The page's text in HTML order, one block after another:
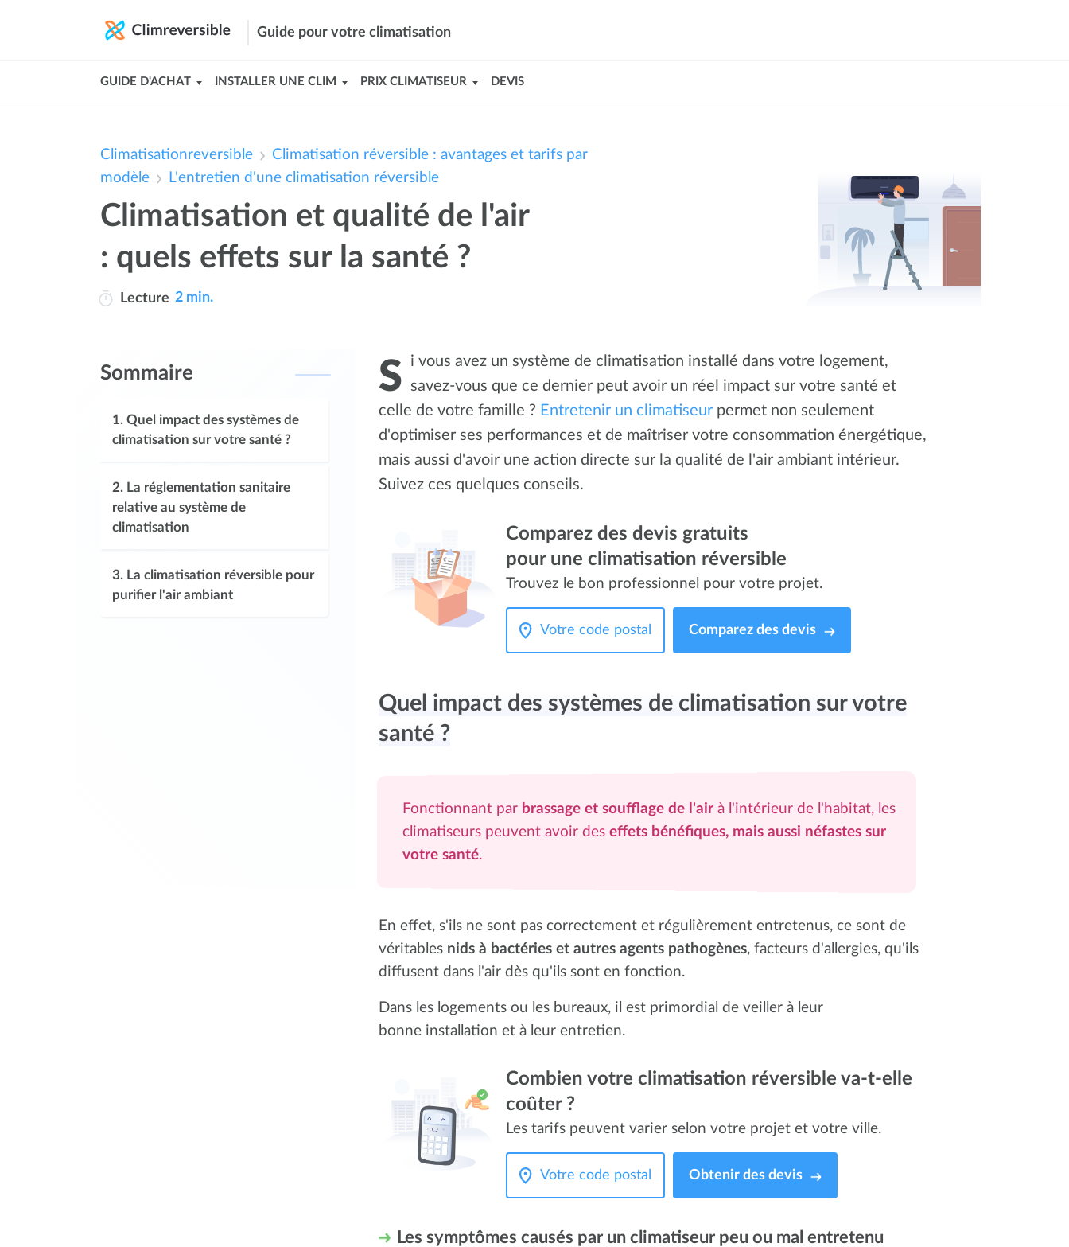
Guide pour votre climatisation
GUIDE D'ACHAT INSTALLER UNE CLIM PRIX CLIMATISEUR DEVIS
Climatisationreversible
Climatisation réversible : avantages et tarifs par
modèle
L'entretien d'une climatisation réversible
Climatisation et qualité de l'air
: quels effets sur la santé ?
Lecture 2 min.
Sommaire
1. Quel impact des systèmes de
climatisation sur votre santé ?
2. La réglementation sanitaire
relative au système de
climatisation
3. La climatisation réversible pour
purifier l'air ambiant
S i vous avez un système de climatisation installé dans votre logement,
savez-vous que ce dernier peut avoir un réel impact sur votre santé et
celle de votre famille ? Entretenir un climatiseur permet non seulement
d'optimiser ses performances et de maîtriser votre consommation énergétique,
mais aussi d'avoir une action directe sur la qualité de l'air ambiant intérieur.
Suivez ces quelques conseils.
Comparez des devis gratuits
pour une climatisation réversible
Trouvez le bon professionnel pour votre projet.
Comparez des devis
Quel impact des systèmes de climatisation sur votre
santé ?
Fonctionnant par brassage et soufflage de l'air à l'intérieur de l'habitat, les
climatiseurs peuvent avoir des effets bénéfiques, mais aussi néfastes sur
votre santé.
En effet, s'ils ne sont pas correctement et régulièrement entretenus, ce sont de
véritables nids à bactéries et autres agents pathogènes, facteurs d'allergies, qu'ils
diffusent dans l'air dès qu'ils sont en fonction.
Dans les logements ou les bureaux, il est primordial de veiller à leur
bonne installation et à leur entretien.
Combien votre climatisation réversible va-t-elle
coûter ?
Les tarifs peuvent varier selon votre projet et votre ville.
Obtenir des devis
Les symptômes causés par un climatiseur peu ou mal entretenu